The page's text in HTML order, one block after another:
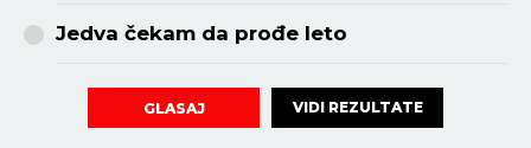
Jedva čekam da prođe leto
GLASAJ VIDI REZULTATE